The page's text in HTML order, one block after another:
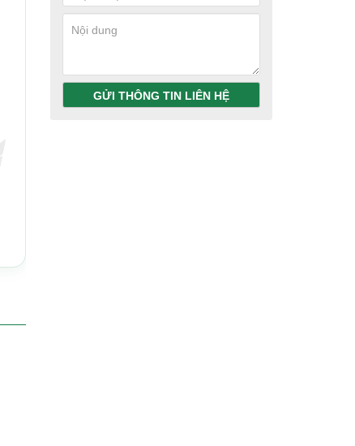
GỬI THÔNG TIN LIÊN HỆ